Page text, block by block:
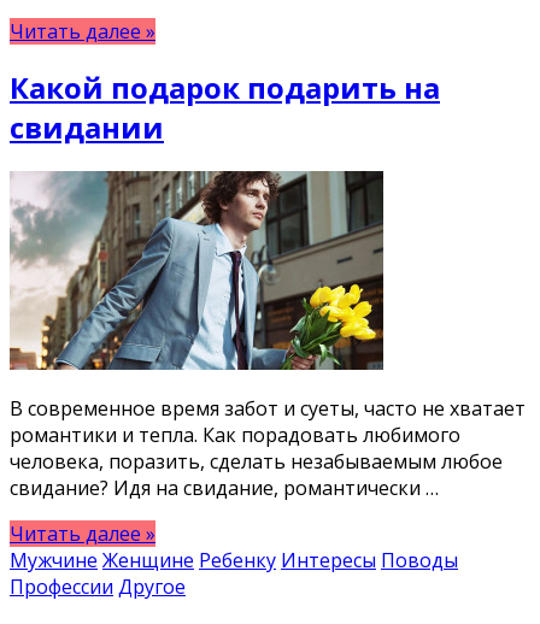
Читать далее »
Какой подарок подарить на
свидании
В современное время забот и суеты, часто не хватает
романтики и тепла. Как порадовать любимого
человека, поразить, сделать незабываемым любое
свидание? Идя на свидание, романтически …
Читать далее »
Мужчине Женщине Ребенку Интересы Поводы
Профессии Другое